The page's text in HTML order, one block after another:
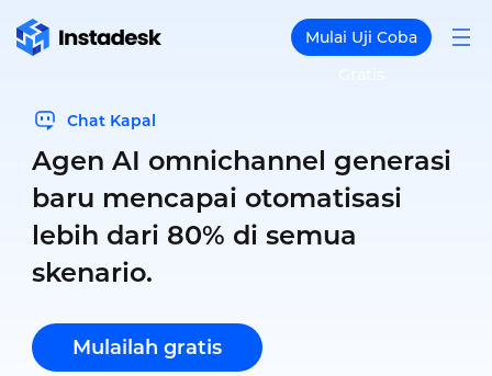
Mulai Uji Coba
Chat Kapal
Agen AI omnichannel generasi
baru mencapai otomatisasi
lebih dari 80% di semua
skenario.
Mulailah gratis